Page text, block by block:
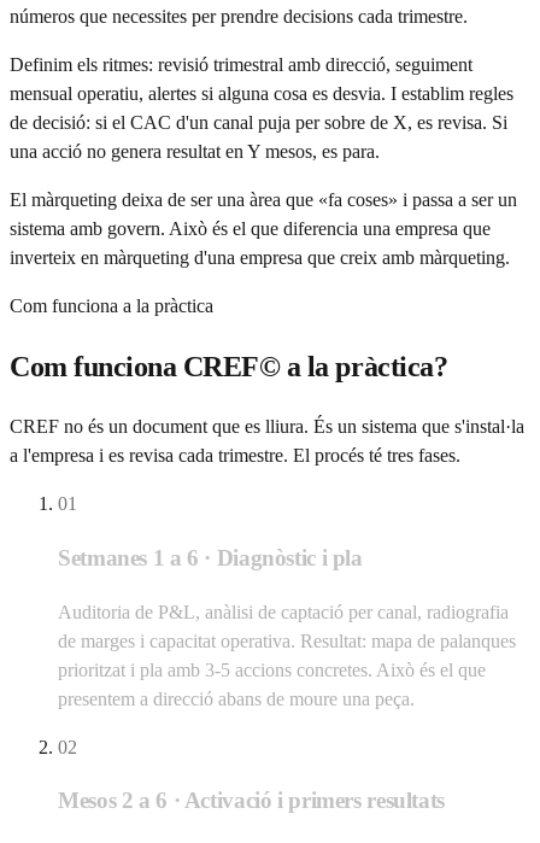
números que necessites per prendre decisions cada trimestre.
Definim els ritmes: revisió trimestral amb direcció, seguiment
mensual operatiu, alertes si alguna cosa es desvia. I establim regles
de decisió: si el CAC d'un canal puja per sobre de X, es revisa. Si
una acció no genera resultat en Y mesos, es para.
El màrqueting deixa de ser una àrea que «fa coses» i passa a ser un
sistema amb govern. Això és el que diferencia una empresa que
inverteix en màrqueting d'una empresa que creix amb màrqueting.
Com funciona a la pràctica
Com funciona CREF© a la pràctica?
CREF no és un document que es lliura. És un sistema que s'instal·la
a l'empresa i es revisa cada trimestre. El procés té tres fases.
01
Setmanes 1 a 6 · Diagnòstic i pla
Auditoria de P&L, anàlisi de captació per canal, radiografia
de marges i capacitat operativa. Resultat: mapa de palanques
prioritzat i pla amb 3-5 accions concretes. Això és el que
presentem a direcció abans de moure una peça.
02
Mesos 2 a 6 · Activació i primers resultats